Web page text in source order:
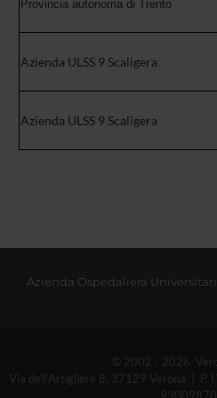
Provincia autonoma di Trento
Azienda ULSS 9 Scaligera
Azienda ULSS 9 Scaligera
Azienda Ospedaliera
© 2002 - 2026
Via dell'Artigliere 8, 37129 Verona | P.